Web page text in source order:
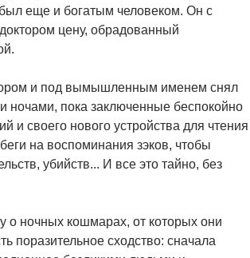
еще и богатым человеком. Он с
цену, обрадованный
и под вымышленным именем снял
пока заключенные беспокойно
своего нового устройства для чтения
на воспоминания зэков, чтобы
убийств... И все это тайно, без
о ночных кошмарах, от которых они
поразительное сходство: сначала